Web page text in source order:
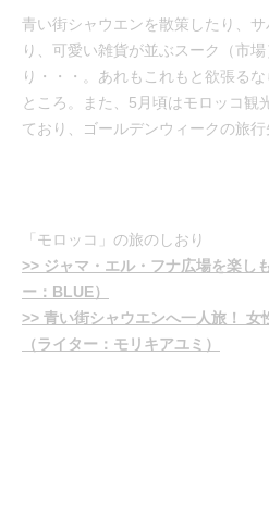
青い街シャウエンを散策したり、
り、可愛い雑貨が並ぶスーク（市
り・・・。あれもこれもと欲張る
ところ。また、5月頃はモロッコ観
ており、ゴールデンウィークの旅行
「モロッコ」の旅のしおり
>> ジャマ・エル・フナ広場を楽し
ー：BLUE）
>> 青い街シャウエンへ一人旅！ 女
（ライター：モリキアユミ）